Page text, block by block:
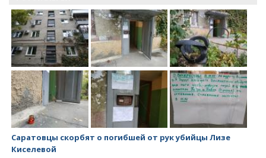
Саратовцы скорбят о погибшей от рук убийцы Лизе
Киселевой